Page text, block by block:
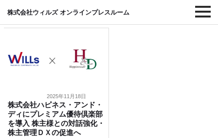
株式会社ウィルズ オンラインプレスルーム
#ハピネス・アンド・ディ
2025年11月18日
株式会社ハピネス・アンド・
ディにプレミアム優待倶楽部
を導入 株主様との対話強化・
株主管理ＤＸの促進へ